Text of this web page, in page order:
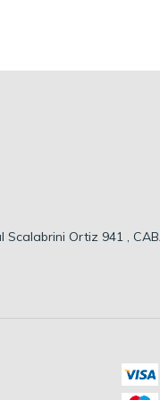
Scalabrini Ortiz 941 ,